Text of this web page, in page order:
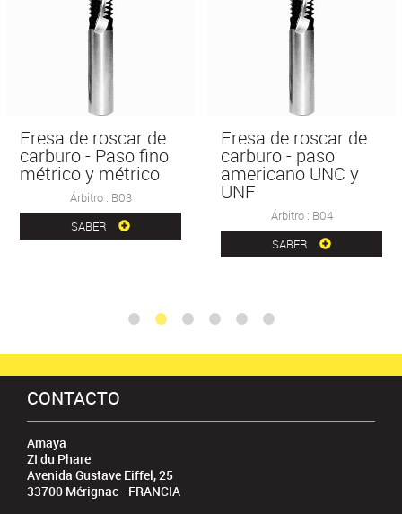
Fresa de roscar de
carburo - Paso fino
métrico y métrico
Árbitro : B03
SABER
Fresa de roscar de
carburo - paso
americano UNC y
UNF
Árbitro : B04
SABER
CONTACTO
Amaya
ZI du Phare
Avenida Gustave Eiffel, 25
33700 Mérignac - FRANCIA